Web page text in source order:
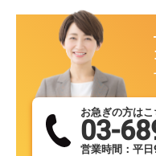
お急ぎの方は
03-
営業時間：平日